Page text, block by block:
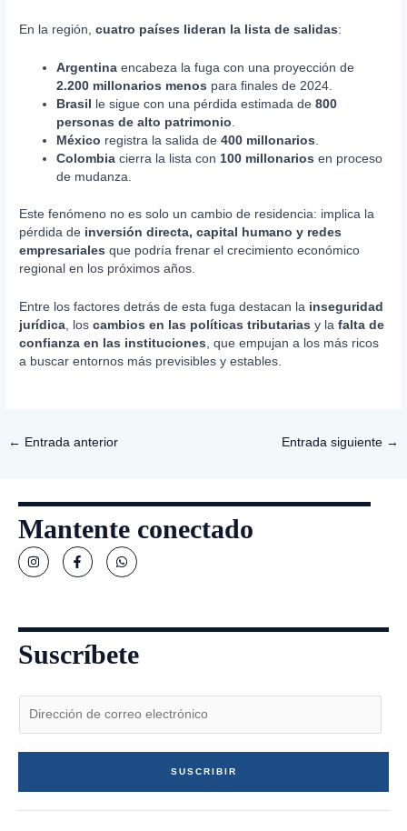
En la región,cuatro países lideran la lista de salidas:
Argentina encabeza la fuga con una proyección de
2.200 millonarios menos para finales de 2024.
Brasil
le sigue con una pérdida estimada de800
personas de alto patrimonio.
México registra la salida de400 millonarios.
Colombia cierra la lista con100 millonarios en proceso
de mudanza.
Este fenómeno no es solo un cambio de residencia: implica la
pérdida de inversión directa, capital humano y redes
empresariales que podría frenar el crecimiento económico
regional en los próximos años.
Entre los factores detrás de esta fuga destacan la inseguridad
jurídica , loscambios en las políticas tributarias y lafalta de
confianza en las instituciones , que empujan a los más ricos
a buscar entornos más previsibles y estables.
← Entrada anterior Entrada siguiente →
Mantente conectado
I
n
s
r
m
F
a
c
o
-
f
W
h
a
p
Suscríbete
*
SUSCRIBIR